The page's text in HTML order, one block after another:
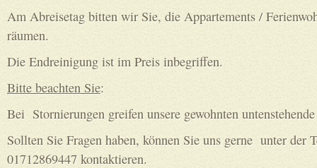
Am Abreisetag bitten wir Sie, die Appartements /
räumen.
Die Endreinigung ist im Preis inbegriffen.
Bitte beachten Sie:
Bei Stornierungen greifen unsere gewohnten
Sollten Sie Fragen haben, können Sie uns gerne unter der
01712869447 kontaktieren.